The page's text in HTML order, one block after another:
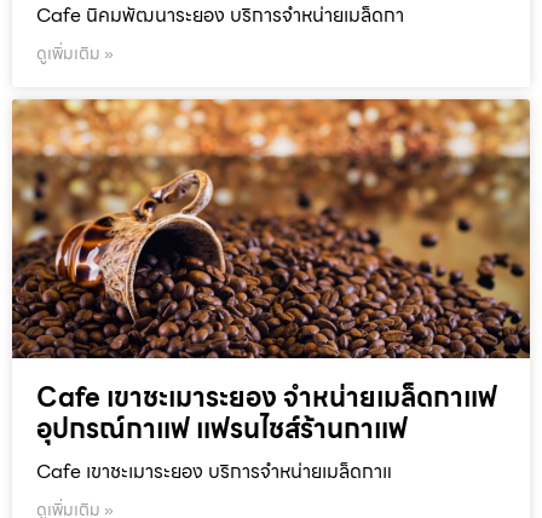
Cafe นิคมพัฒนาระยอง บริการจำหน่ายเมล็ดกา
ดูเพิ่มเติม »
Cafe เขาชะเมาระยอง จำหน่ายเมล็ดกาแฟ
อุปกรณ์กาแฟ แฟรนไชส์ร้านกาแฟ
Cafe เขาชะเมาระยอง บริการจำหน่ายเมล็ดกาแ
ดูเพิ่มเติม »